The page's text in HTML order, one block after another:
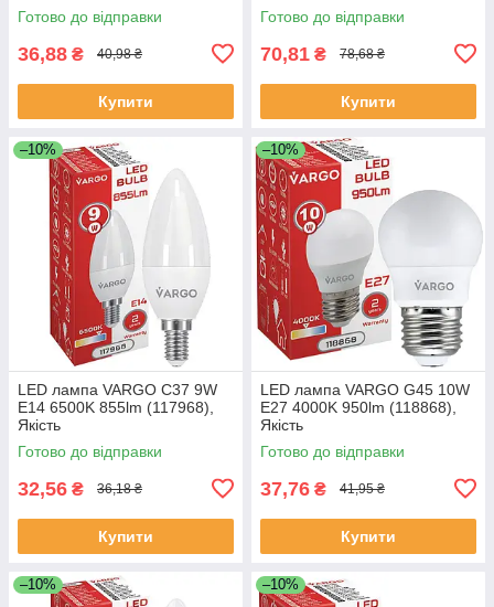
Готово до відправки
36,88 ₴ 40,98 ₴
Купити
Готово до відправки
70,81 ₴ 78,68 ₴
Купити
–10%
LED лампа VARGO C37 9W
E14 6500K 855lm (117968),
Якість
Готово до відправки
32,56 ₴ 36,18 ₴
Купити
–10%
LED лампа VARGO G45 10W
E27 4000K 950lm (118868),
Якість
Готово до відправки
37,76 ₴ 41,95 ₴
Купити
–10% –10%